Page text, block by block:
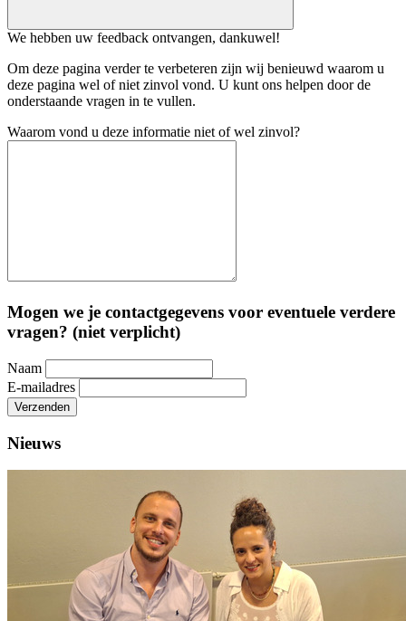
We hebben uw feedback ontvangen, dankuwel!
Om deze pagina verder te verbeteren zijn wij benieuwd waarom u
deze pagina wel of niet zinvol vond. U kunt ons helpen door de
onderstaande vragen in te vullen.
Waarom vond u deze informatie niet of wel zinvol?
Mogen we je contactgegevens voor eventuele verdere
vragen? (niet verplicht)
Naam
E-mailadres
Verzenden
Nieuws